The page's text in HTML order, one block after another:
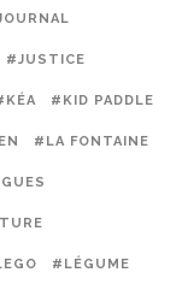
#JUSTICE
#KID PADDLE
#LA FONTAINE
#LÉGUME